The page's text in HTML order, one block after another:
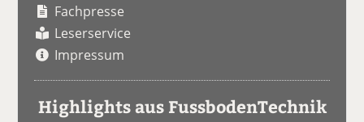
Fachpresse
Leserservice
Impressum
Highlights aus FussbodenTechnik